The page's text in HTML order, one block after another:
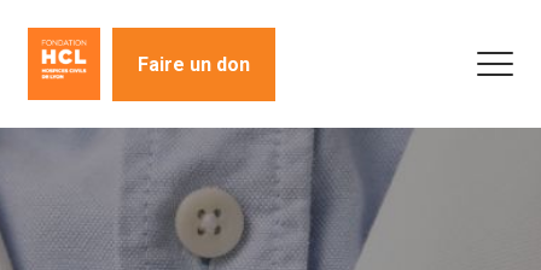
Faire un don